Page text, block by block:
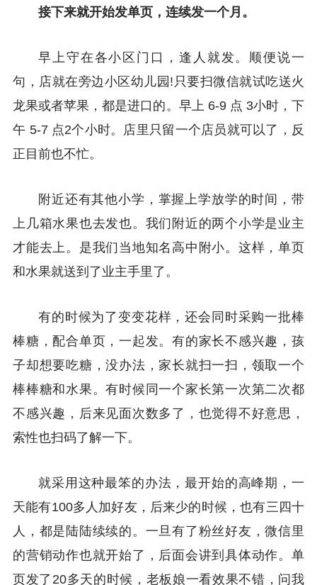
接下来就开始发单页，连续发一个月。
早上守在各小区门口，逢人就发。顺便说一
句，店就在旁边小区幼儿园!只要扫微信就试吃送火
龙果或者苹果，都是进口的。早上 6-9 点 3小时，下
午 5-7 点2个小时。店里只留一个店员就可以了，反
正目前也不忙。
附近还有其他小学，掌握上学放学的时间，带
上几箱水果也去发也。我们附近的两个小学是业主
才能去上。是我们当地知名高中附小。这样，单页
和水果就送到了业主手里了。
有的时候为了变变花样，还会同时采购一批棒
棒糖，配合单页，一起发。有的家长不感兴趣，孩
子却想要吃糖，没办法，家长就扫一扫，领取一个
棒棒糖和水果。有时候同一个家长第一次第二次都
不感兴趣，后来见面次数多了，也觉得不好意思，
索性也扫码了解一下。
就采用这种最笨的办法，最开始的高峰期，一
天能有100多人加好友，后来少的时候，也有三四十
人，都是陆陆续续的。一旦有了粉丝好友，微信里
的营销动作也就开始了，后面会讲到具体动作。单
页发了20多天的时候，老板娘一看效果不错，问我